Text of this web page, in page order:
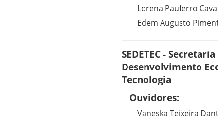
Lorena Pauferro
Edem Augusto
SEDETEC -
Desenvolvimento
Tecnologia
Ouvidores:
Vaneska Teixeira